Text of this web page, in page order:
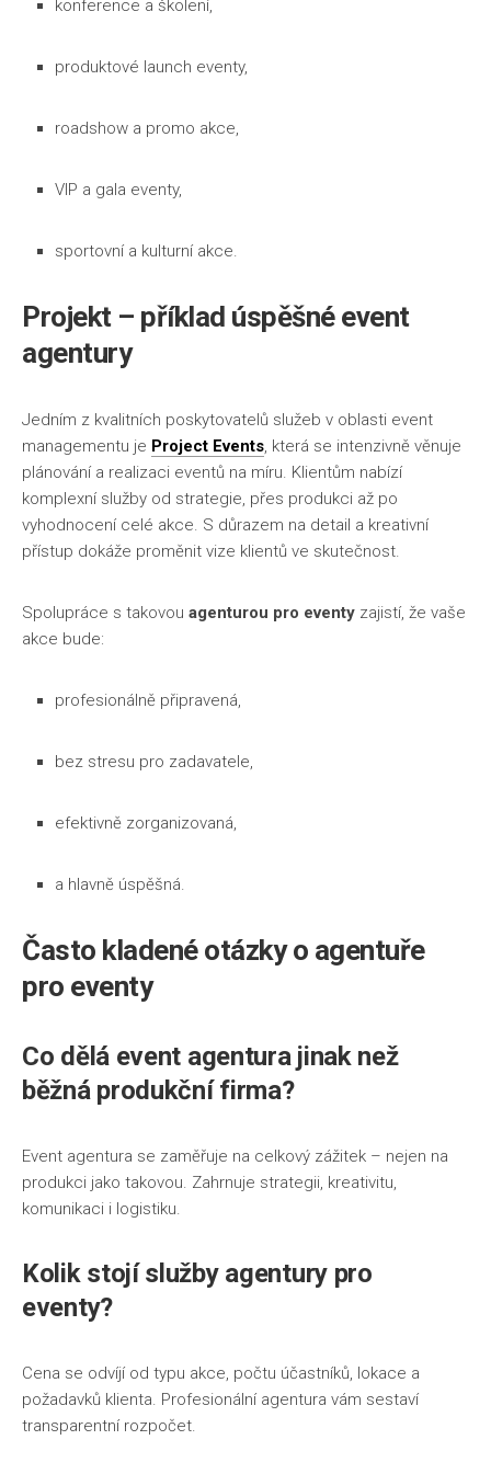
konference a školení,
produktové launch eventy,
roadshow a promo akce,
VIP a gala eventy,
sportovní a kulturní akce.
Projekt – příklad úspěšné event
agentury
Jedním z kvalitních poskytovatelů služeb v oblasti event
managementu je Project Events, která se intenzivně věnuje
plánování a realizaci eventů na míru. Klientům nabízí
komplexní služby od strategie, přes produkci až po
vyhodnocení celé akce. S důrazem na detail a kreativní
přístup dokáže proměnit vize klientů ve skutečnost.
Spolupráce s takovou agenturou pro eventy zajistí, že vaše
akce bude:
profesionálně připravená,
bez stresu pro zadavatele,
efektivně zorganizovaná,
a hlavně úspěšná.
Často kladené otázky o agentuře
pro eventy
Co dělá event agenturajinak než
běžná produkční firma?
Event agentura se zaměřuje na celkový zážitek – nejen na
produkci jako takovou. Zahrnuje strategii, kreativitu,
komunikaci i logistiku.
Kolik stojí služby agentury pro
eventy?
Cena se odvíjí od typu akce, počtu účastníků, lokace a
požadavků klienta. Profesionální agentura vám sestaví
transparentní rozpočet.